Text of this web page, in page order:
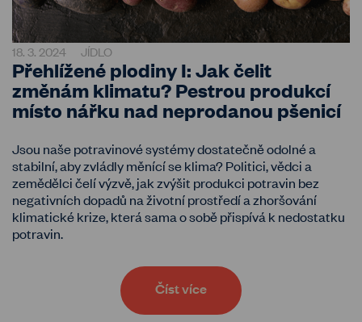
18. 3. 2024 JÍDLO
Přehlížené plodiny I: Jak čelit
změnám klimatu? Pestrou produkcí
místo nářku nad neprodanou pšenicí
Jsou naše potravinové systémy dostatečně odolné a
stabilní, aby zvládly měnící se klima? Politici, vědci a
zemědělci čelí výzvě, jak zvýšit produkci potravin bez
negativních dopadů na životní prostředí a zhoršování
klimatické krize, která sama o sobě přispívá k nedostatku
potravin.
Číst více